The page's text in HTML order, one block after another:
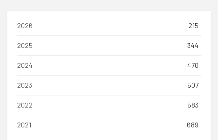
2026 215
2025 344
2024 470
2023 507
2022 583
2021 689